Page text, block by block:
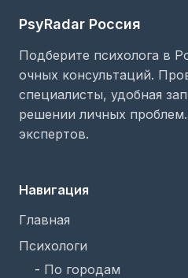
PsyRadar Россия
Подберите психолога в
очных консультаций.
специалисты, удобная
решении личных
экспертов.
Навигация
Главная
Психологи
- По городам